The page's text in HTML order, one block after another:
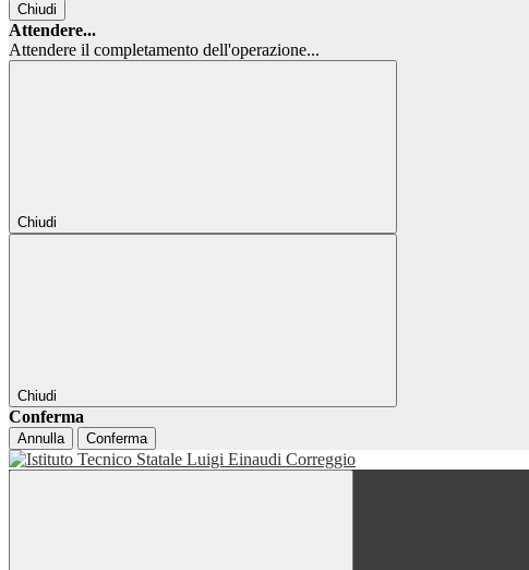
Chiudi
Attendere...
Attendere il completamento dell'operazione...
Chiudi
Chiudi
Conferma
Annulla Conferma